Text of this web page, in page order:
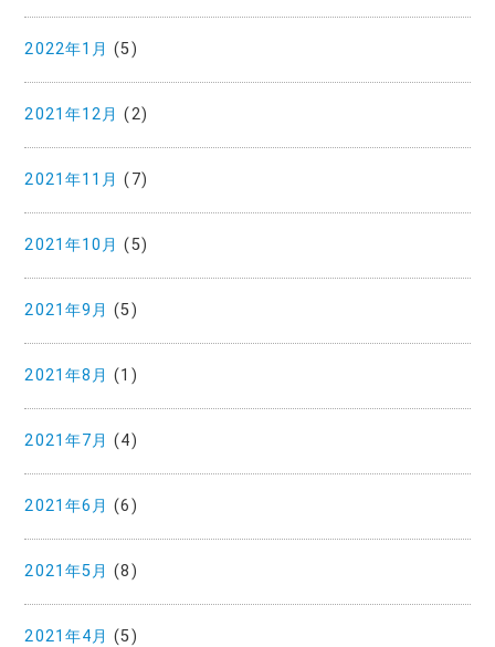
2022年1月 (5)
2021年12月 (2)
2021年11月 (7)
2021年10月 (5)
2021年9月 (5)
2021年8月 (1)
2021年7月 (4)
2021年6月 (6)
2021年5月 (8)
2021年4月 (5)